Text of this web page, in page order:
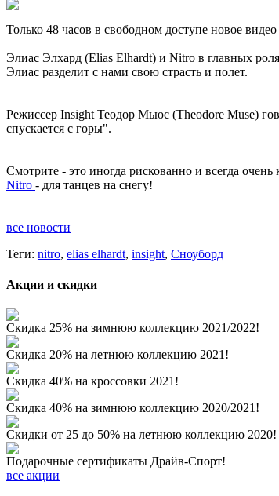
Только 48 часов в свободном доступе новое видео
Элиас Элхард (Elias Elhardt) и Nitro в главных
Элиас разделит с нами свою страсть и полет.
Режиссер Insight Теодор Мьюс (Theodore Muse)
спускается с горы".
Смотрите - это иногда рискованно и всегда очень
Nitro - для танцев на снегу!
все новости
Теги: nitro, elias elhardt, insight, Сноуборд
Акции и скидки
Скидка 25% на зимнюю коллекцию 2021/2022!
Скидка 20% на летнюю коллекцию 2021!
Скидка 40% на кроссовки 2021!
Скидка 40% на зимнюю коллекцию 2020/2021!
Скидки от 25 до 50% на летнюю коллекцию 2020!
Подарочные сертификаты Драйв-Спорт!
все акции